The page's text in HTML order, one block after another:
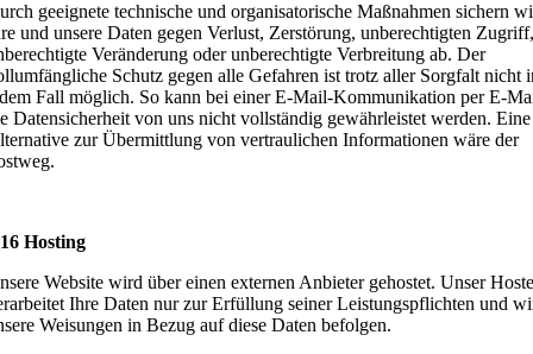
geeignete technische und organisatorische Maßnahmen sichern
und unsere Daten gegen Verlust, Zerstörung, unberechtigten Zugriff,
Veränderung oder unberechtigte Verbreitung ab. Der
Schutz gegen alle Gefahren ist trotz aller Sorgfalt nicht
Fall möglich. So kann bei einer E-Mail-Kommunikation per E-
Datensicherheit von uns nicht vollständig gewährleistet werden. Eine
zur Übermittlung von vertraulichen Informationen wäre der
Hosting
Website wird über einen externen Anbieter gehostet. Unser
Ihre Daten nur zur Erfüllung seiner Leistungspflichten und
Weisungen in Bezug auf diese Daten befolgen.